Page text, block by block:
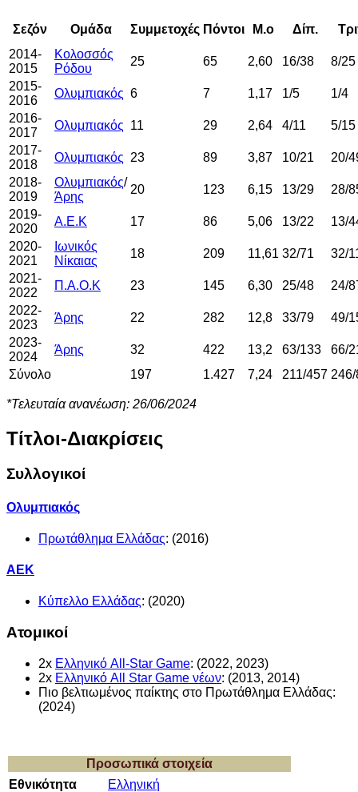
Σεζόν Ομάδα Συμμετοχές Πόντοι Μ.ο Δίπ.
2014-
2015
Κολοσσός
Ρόδου
25 65 2,60 16/38
8/25
2015-
2016
Ολυμπιακός 6 7 1,17 1/5
1/4
2016-
2017
Ολυμπιακός 11 29 2,64 4/11
5/15
2017-
2018
Ολυμπιακός 23 89 3,87 10/21
20/
2018-
2019
Ολυμπιακός/
Άρης
20 123 6,15 13/29
28/
2019-
2020
Α.Ε.Κ 17 86 5,06 13/22
13/
2020-
2021
Ιωνικός
Νίκαιας
18 209 11,61 32/71
32/
2021-
2022
Π.Α.Ο.Κ 23 145 6,30 25/48
24/
2022-
2023
Άρης 22 282 12,8 33/79
49/
2023-
2024
Άρης 32 422 13,2 63/133
66/
Σύνολο
197 1.427 7,24 211/457
*Τελευταία ανανέωση: 26/06/2024
Τίτλοι-Διακρίσεις
Συλλογικοί
Ολυμπιακός
Πρωτάθλημα Ελλάδας: (2016)
ΑΕΚ
Κύπελλο Ελλάδας: (2020)
Ατομικοί
2x Ελληνικό All-Star Game: (2022, 2023)
2x Ελληνικό All Star Game νέων: (2013, 2014)
Πιο βελτιωμένος παίκτης στο Πρωτάθλημα Ελλάδας:
(2024)
Προσωπικά στοιχεία
Εθνικότητα
Ελληνική